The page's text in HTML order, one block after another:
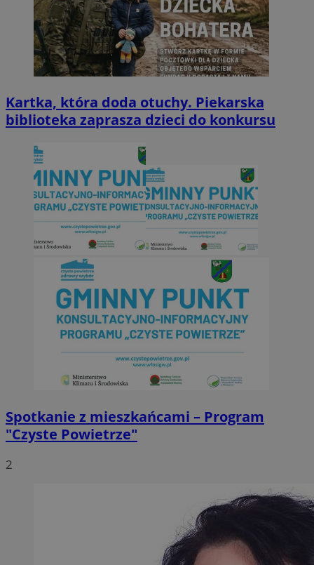
Kartka, która doda otuchy. Piekarska
biblioteka zaprasza dzieci do konkursu
Spotkanie z mieszkańcami – Program
"Czyste Powietrze"
2